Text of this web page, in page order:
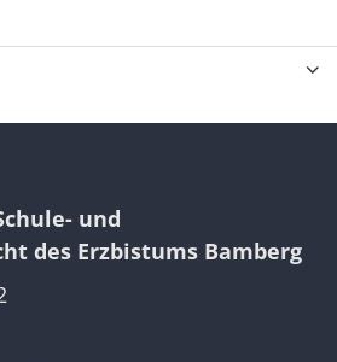
und
des Erzbistums Bamberg